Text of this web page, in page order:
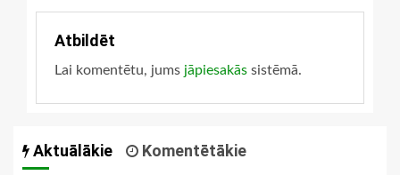
Atbildēt
Lai komentētu, jums jāpiesakās sistēmā.
Aktuālākie Komentētākie